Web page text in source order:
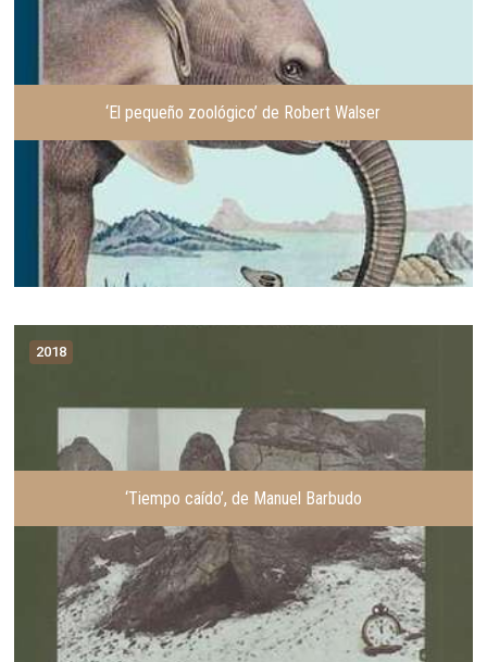
‘El pequeño zoológico’ de Robert Walser
2018
‘Tiempo caído’, de Manuel Barbudo